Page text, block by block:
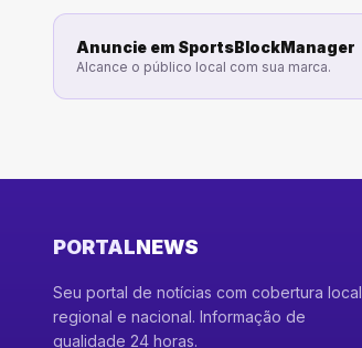
Anuncie em SportsBlockManager
Alcance o público local com sua marca.
PORTALNEWS
Seu portal de notícias com cobertura local,
regional e nacional. Informação de
qualidade 24 horas.